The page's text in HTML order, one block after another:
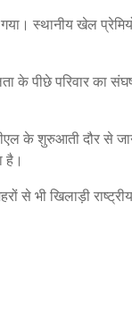
स्थानीय खेल
के पीछे परिवार का
के शुरुआती दौर से
है।
से भी खिलाड़ी